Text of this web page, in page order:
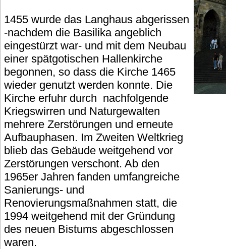
1455 wurde das Langhaus abgerissen
-nachdem die Basilika angeblich
eingestürzt war- und mit dem Neubau
einer spätgotischen Hallenkirche
begonnen, so dass die Kirche 1465
wieder genutzt werden konnte. Die
Kirche erfuhr durch nachfolgende
Kriegswirren und Naturgewalten
mehrere Zerstörungen und erneute
Aufbauphasen. Im Zweiten Weltkrieg
blieb das Gebäude weitgehend vor
Zerstörungen verschont. Ab den
1965er Jahren fanden umfangreiche
Sanierungs- und
Renovierungsmaßnahmen statt, die
1994 weitgehend mit der Gründung
des neuen Bistums abgeschlossen
waren.